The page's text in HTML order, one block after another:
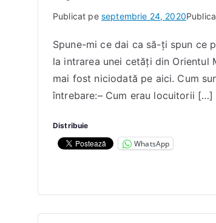
D
I
a
c
o
D
l
e
Publicat pe septembrie 24, 2020
Spune-mi ce dai ca să-ți spun ce
la intrarea unei cetăți din Orientul
mai fost niciodată pe aici. Cum
întrebare:– Cum erau locuitorii […]
Distribuie
WhatsApp